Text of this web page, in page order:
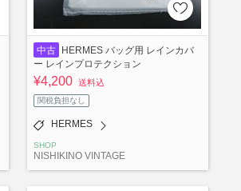
中古
HERMES バッグ用 レインカバ
ー レインプロテクション
¥4,200 送料込
関税負担なし
HERMES
SHOP
NISHIKINO VINTAGE